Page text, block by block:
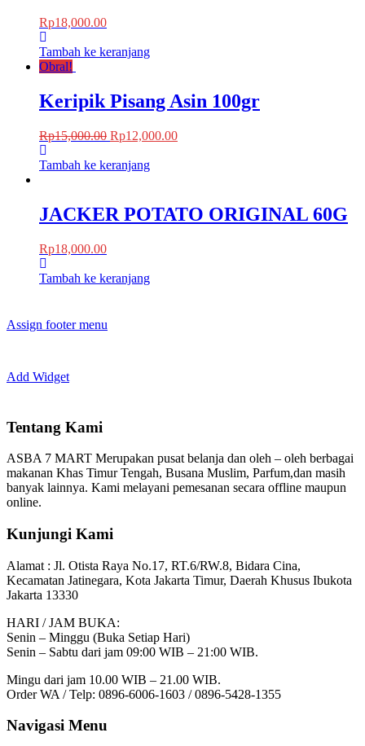
Rp18,000.00
Tambah ke keranjang
Obral!
Keripik Pisang Asin 100gr
Rp15,000.00 Rp12,000.00
Tambah ke keranjang
JACKER POTATO ORIGINAL 60G
Rp18,000.00
Tambah ke keranjang
Assign footer menu
Add Widget
Tentang Kami
ASBA 7 MART Merupakan pusat belanja dan oleh – oleh berbagai
makanan Khas Timur Tengah, Busana Muslim, Parfum,dan masih
banyak lainnya. Kami melayani pemesanan secara offline maupun
online.
Kunjungi Kami
Alamat : Jl. Otista Raya No.17, RT.6/RW.8, Bidara Cina,
Kecamatan Jatinegara, Kota Jakarta Timur, Daerah Khusus Ibukota
Jakarta 13330
HARI / JAM BUKA:
Senin – Minggu (Buka Setiap Hari)
Senin – Sabtu dari jam 09:00 WIB – 21:00 WIB.
Mingu dari jam 10.00 WIB – 21.00 WIB.
Order WA / Telp: 0896-6006-1603 / 0896-5428-1355
Navigasi Menu